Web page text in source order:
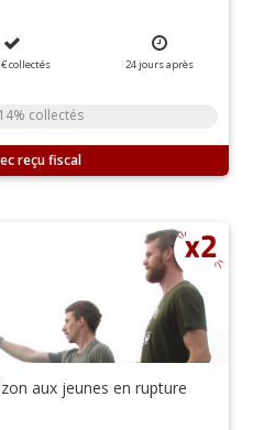
collectés 24joursaprès
14% collectés
aux jeunes en rupture